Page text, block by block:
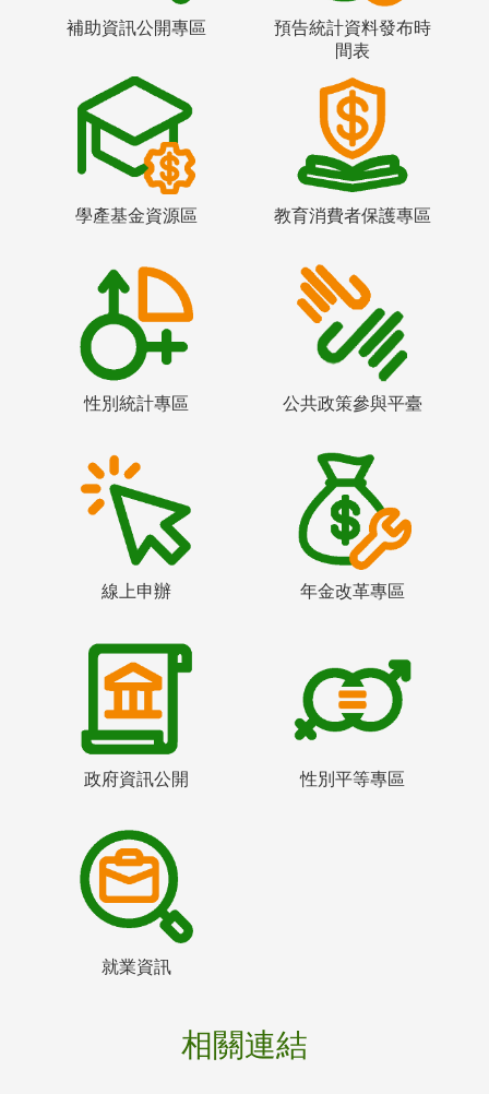
補助資訊公開專區
預告統計資料發布時
間表
學產基金資源區 教育消費者保護專區
性別統計專區 公共政策參與平臺
線上申辦 年金改革專區
政府資訊公開 性別平等專區
就業資訊
相關連結